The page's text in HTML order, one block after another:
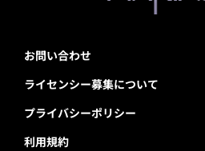
お問い合わせ
ライセンシー募集について
プライバシーポリシー
利用規約